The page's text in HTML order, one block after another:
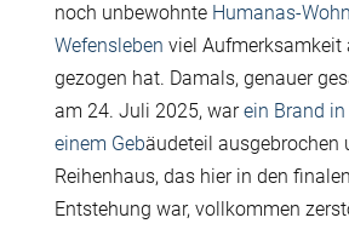
noch unbewohnte Humanas-
Wefensleben viel Aufmerksamkeit
gezogen hat. Damals, genauer
am 24. Juli 2025, warein Brand in
einem Gebäudeteil ausgebrochen
Reihenhaus, das hier in den
Entstehung war, vollkommen zerst